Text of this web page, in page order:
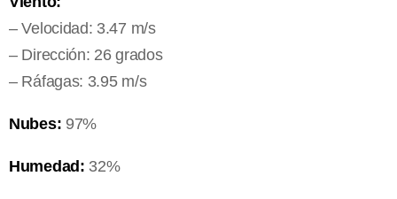
– Velocidad: 3.47 m/s
– Dirección: 26 grados
– Ráfagas: 3.95 m/s
Nubes: 97%
Humedad: 32%